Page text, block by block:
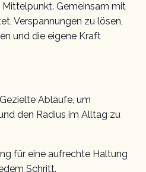
Gemeinsam mit
Verspannungen zu lösen,
und die eigene Kraft
Abläufe, um
den Radius im Alltag zu
für eine aufrechte Haltung
Schritt.